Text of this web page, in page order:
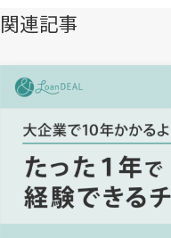
関連記事